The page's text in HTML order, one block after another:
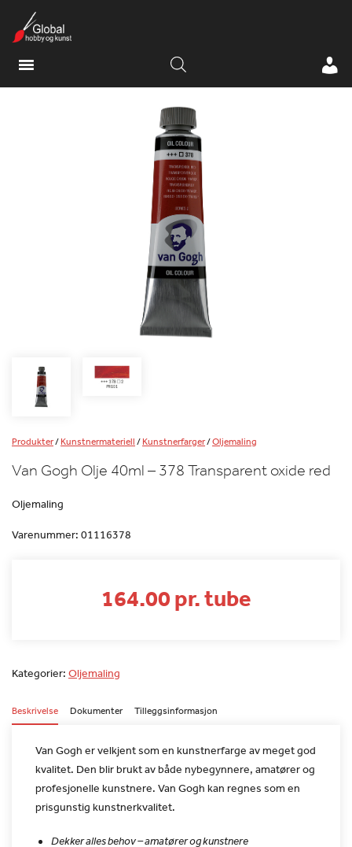
Produkter/Kunstnermateriell/Kunstnerfarger/Oljemaling
Van Gogh Olje 40ml – 378 Transparent oxide red
Oljemaling
Varenummer: 01116378
164.00 pr. tube
Kategorier: Oljemaling
Beskrivelse Dokumenter Tilleggsinformasjon
Van Gogh er velkjent som en kunstnerfarge av meget god
kvalitet. Den blir brukt av både nybegynnere, amatører og
profesjonelle kunstnere. Van Gogh kan regnes som en
prisgunstig kunstnerkvalitet.
Dekker alles behov – amatører og kunstnere